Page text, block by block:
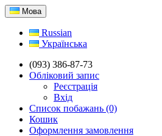
Мова
Russian
Українська
(093) 386-87-73
Обліковий запис
Реєстрація
Вхід
Список побажань (0)
Кошик
Оформлення замовлення